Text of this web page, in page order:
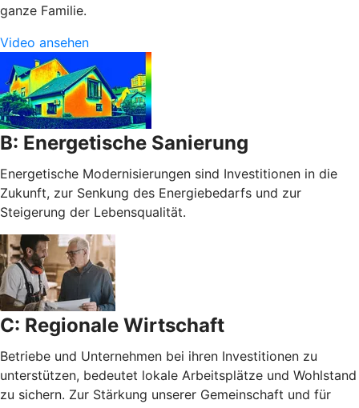
ganze Familie.
Video ansehen
B: Energetische Sanierung
Energetische Modernisierungen sind Investitionen in die
Zukunft, zur Senkung des Energiebedarfs und zur
Steigerung der Lebensqualität.
C: Regionale Wirtschaft
Betriebe und Unternehmen bei ihren Investitionen zu
unterstützen, bedeutet lokale Arbeitsplätze und Wohlstand
zu sichern. Zur Stärkung unserer Gemeinschaft und für